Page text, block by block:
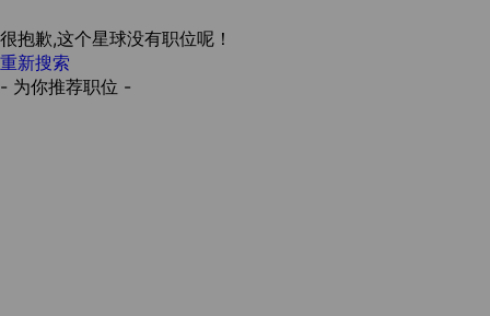
很抱歉,这个星球没有职位呢！
重新搜索
- 为你推荐职位 -